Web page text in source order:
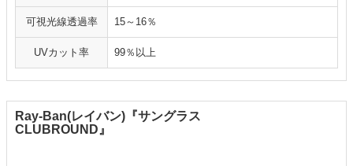
可視光線透過率 15～16％
UVカット率 99％以上
Ray-Ban(レイバン)『サングラス
CLUBROUND』